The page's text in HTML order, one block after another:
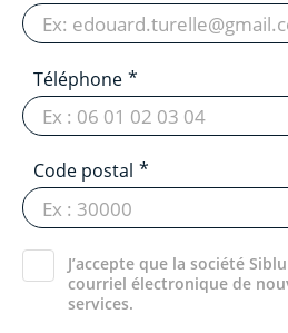
Téléphone
Code postal
J’accepte que la société
courriel électronique de
services.